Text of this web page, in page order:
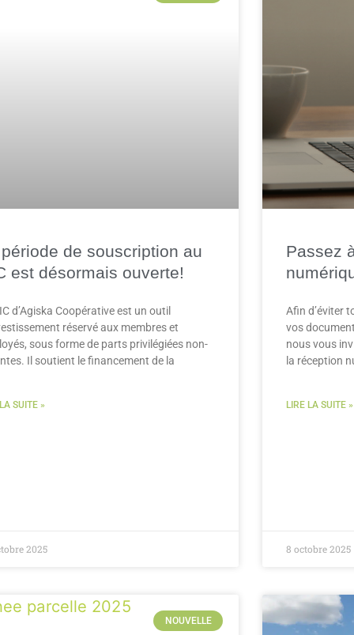
de souscription au
est désormais ouverte!
d’Agiska Coopérative est un outil
réservé aux membres et
sous forme de parts privilégiées non-
Il soutient le financement de la
SUITE »
2025
Passez
Afin d’éviter
vos
nous vous
la réception
LIRE LA SUITE »
8 octobre 2025
NOUVELLE